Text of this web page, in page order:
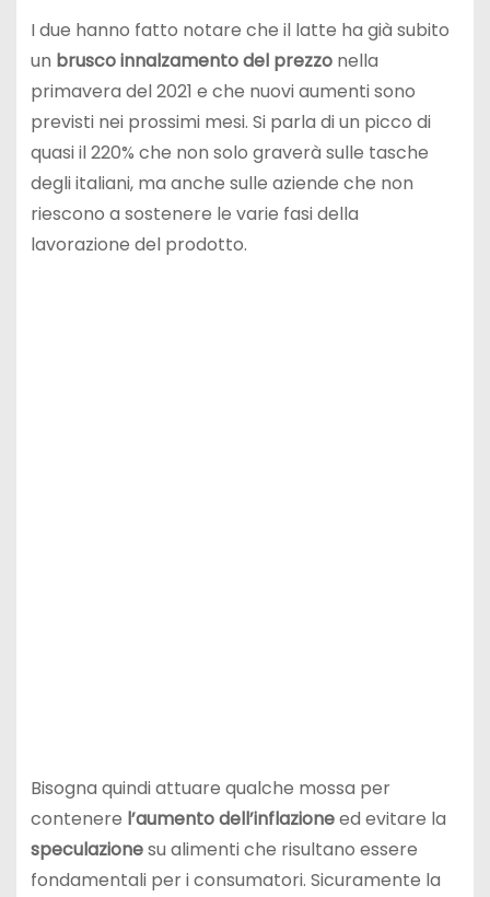
I due hanno fatto notare che il latte ha già subito
un brusco innalzamento del prezzonella
primavera del 2021 e che nuovi aumenti sono
previsti nei prossimi mesi. Si parla di un picco di
quasi il 220% che non solo graverà sulle tasche
degli italiani, ma anche sulle aziende che non
riescono a sostenere le varie fasi della
lavorazione del prodotto.
Bisogna quindi attuare qualche mossa per
contenere l’aumento dell’inflazioneed evitare la
speculazionesu alimenti che risultano essere
fondamentali per i consumatori. Sicuramente la